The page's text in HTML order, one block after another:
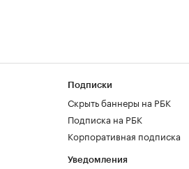
Подписки
Скрыть баннеры на РБК
Подписка на РБК
Корпоративная подписка
Уведомления